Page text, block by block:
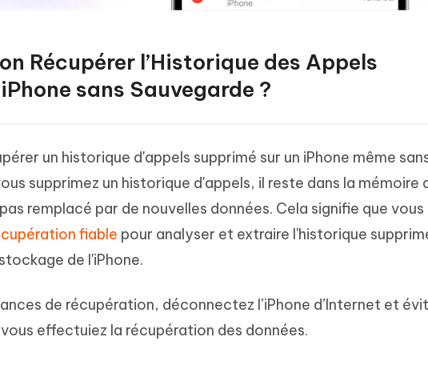
Récupérer l’Historique des Appels
sans Sauvegarde ?
un historique d'appels supprimé sur un iPhone même
supprimez un historique d'appels, il reste dans la mémoire
remplacé par de nouvelles données. Cela signifie que
fiable pour analyser et extraire l'historique
de l'iPhone.
de récupération, déconnectez l’iPhone d’Internet et
vous effectuiez la récupération des données.